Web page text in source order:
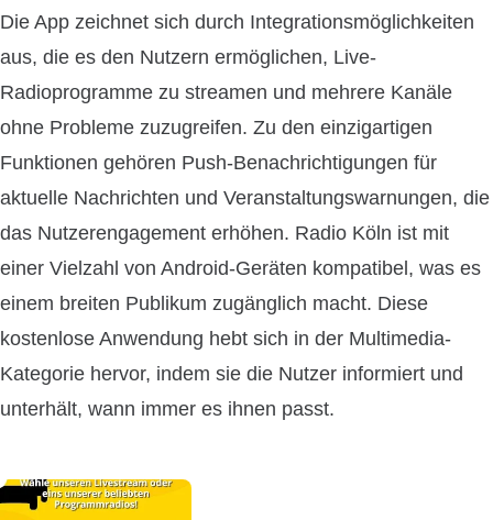
Die App zeichnet sich durch Integrationsmöglichkeiten
aus, die es den Nutzern ermöglichen, Live-
Radioprogramme zu streamen und mehrere Kanäle
ohne Probleme zuzugreifen. Zu den einzigartigen
Funktionen gehören Push-Benachrichtigungen für
aktuelle Nachrichten und Veranstaltungswarnungen, die
das Nutzerengagement erhöhen. Radio Köln ist mit
einer Vielzahl von Android-Geräten kompatibel, was es
einem breiten Publikum zugänglich macht. Diese
kostenlose Anwendung hebt sich in der Multimedia-
Kategorie hervor, indem sie die Nutzer informiert und
unterhält, wann immer es ihnen passt.